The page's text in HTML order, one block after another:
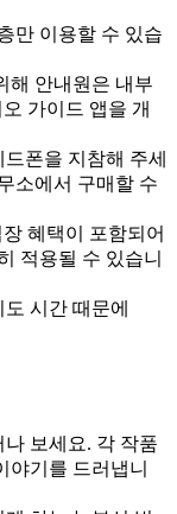
만 이용할 수 있습
해 안내원은 내부
가이드 앱을 개
폰을 지참해 주세
소에서 구매할 수
혜택이 포함되어
적용될 수 있습니
시간 때문에
보세요. 각 작품
야기를 드러냅니